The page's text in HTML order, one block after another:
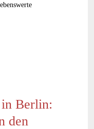
Berlin:
den